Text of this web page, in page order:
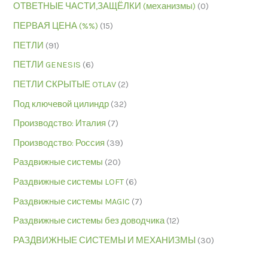
ОТВЕТНЫЕ ЧАСТИ,ЗАЩЁЛКИ (механизмы) (0)
ПЕРВАЯ ЦЕНА (%%) (15)
ПЕТЛИ (91)
ПЕТЛИ GENESIS (6)
ПЕТЛИ СКРЫТЫЕ OTLAV (2)
Под ключевой цилиндр (32)
Производство: Италия (7)
Производство: Россия (39)
Раздвижные системы (20)
Раздвижные системы LOFT (6)
Раздвижные системы MAGIC (7)
Раздвижные системы без доводчика (12)
РАЗДВИЖНЫЕ СИСТЕМЫ И МЕХАНИЗМЫ (30)